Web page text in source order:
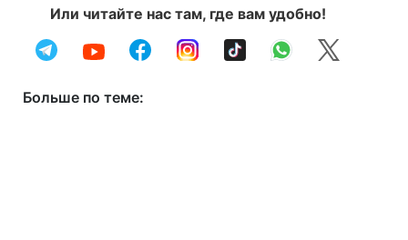
Или читайте нас там, где вам удобно!
Больше по теме: